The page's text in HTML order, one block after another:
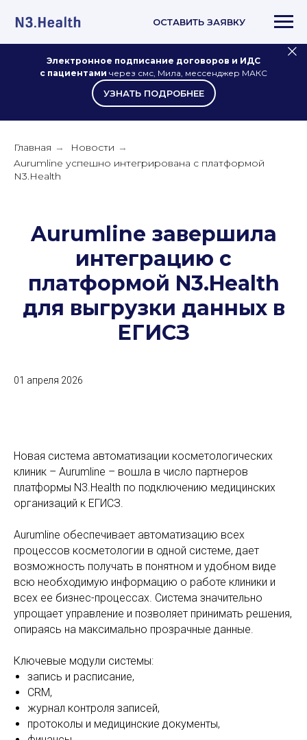
Электронное подписание договоров и ИДС
с пациентами через смс, Мила, мессенджер МАКС
УЗНАТЬ ПОДРОБНЕЕ
ОСТАВИТЬ ЗАЯВКУ
Главная → Новости →
Aurumline успешно интегрирована с платформой
N3.Health
Aurumline завершила
интеграцию с
платформой N3.Health
для выгрузки данных в
ЕГИСЗ
01 апреля 2026
Новая система автоматизации косметологических
клиник – Aurumline – вошла в число партнеров
платформы N3.Health по подключению медицинских
организаций к ЕГИСЗ.
Aurumline обеспечивает автоматизацию всех
процессов косметологии в одной системе, дает
возможность получать в понятном и удобном виде
всю необходимую информацию о работе клиники и
всех ее бизнес-процессах. Система значительно
упрощает управление и позволяет принимать решения,
опираясь на максимально прозрачные данные.
Ключевые модули системы:
запись и расписание,
CRM,
журнал контроля записей,
протоколы и медицинские документы,